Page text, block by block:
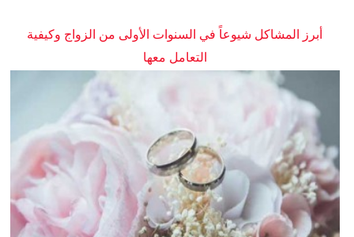
أبرز المشاكل شيوعاً في السنوات الأولى من الزواج وكيفية
التعامل معها